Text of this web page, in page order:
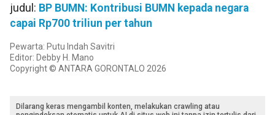
judul: BP BUMN: Kontribusi BUMN kepada negara
capai Rp700 triliun per tahun
Pewarta: Putu Indah Savitri
Editor: Debby H. Mano
Copyright © ANTARA GORONTALO 2026
Dilarang keras mengambil konten, melakukan crawling atau